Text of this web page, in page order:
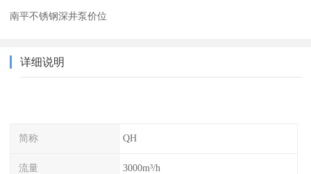
南平不锈钢深井泵价位
详细说明
简称 QH
流量 3000m³/h